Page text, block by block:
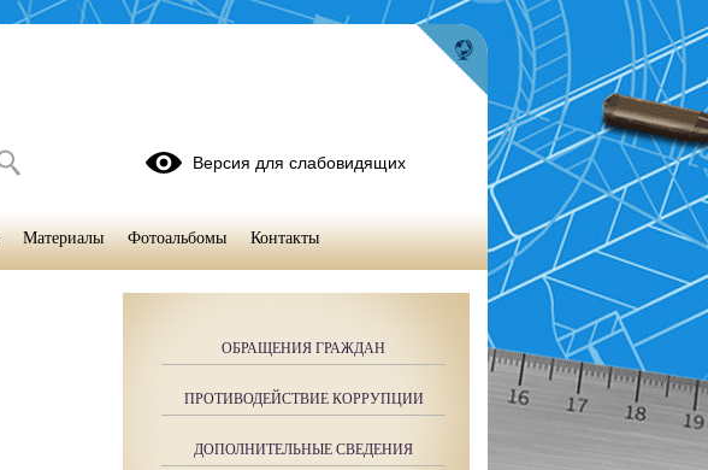
ОБРАЩЕНИЯ ГРАЖДАН
ПРОТИВОДЕЙСТВИЕ КОРРУПЦИИ
ДОПОЛНИТЕЛЬНЫЕ СВЕДЕНИЯ
Версия для слабовидящих
Материалы Фотоальбомы Контакты